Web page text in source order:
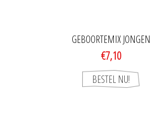
GEBOORTEMIX JONGEN
€7,10